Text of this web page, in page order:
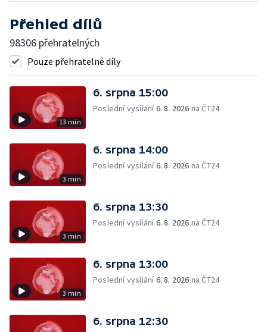
Přehled dílů
98306 přehratelných
Pouze přehratelné díly
13 min
6. srpna 15:00
Poslední vysílání6. 8. 2026 na ČT24
3 min
6. srpna 14:00
Poslední vysílání6. 8. 2026 na ČT24
3 min
6. srpna 13:30
Poslední vysílání6. 8. 2026 na ČT24
3 min
6. srpna 13:00
Poslední vysílání6. 8. 2026 na ČT24
6. srpna 12:30